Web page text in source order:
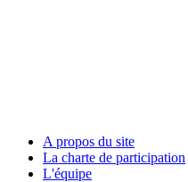
A propos du site
La charte de participation
L'équipe